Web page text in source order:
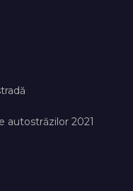
autostrăzilor 2021